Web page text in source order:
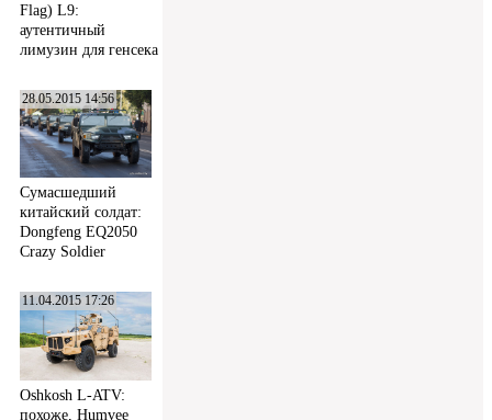
Flag) L9:
аутентичный
лимузин для генсека
28.05.2015 14:56
Сумасшедший
китайский солдат:
Dongfeng EQ2050
Crazy Soldier
11.04.2015 17:26
Oshkosh L-ATV:
похоже, Humvee